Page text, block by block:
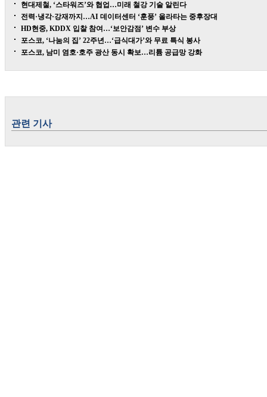
현대제철, ‘스타워즈’와 협업…미래 철강 기술 알린다
전력·냉각·강재까지…AI 데이터센터 ‘훈풍’ 올라타는 중후장대
HD현중, KDDX 입찰 참여…‘보안감점’ 변수 부상
포스코, ‘나눔의 집’ 22주년…‘급식대가’와 무료 특식 봉사
포스코, 남미 염호·호주 광산 동시 확보…리튬 공급망 강화
관련 기사